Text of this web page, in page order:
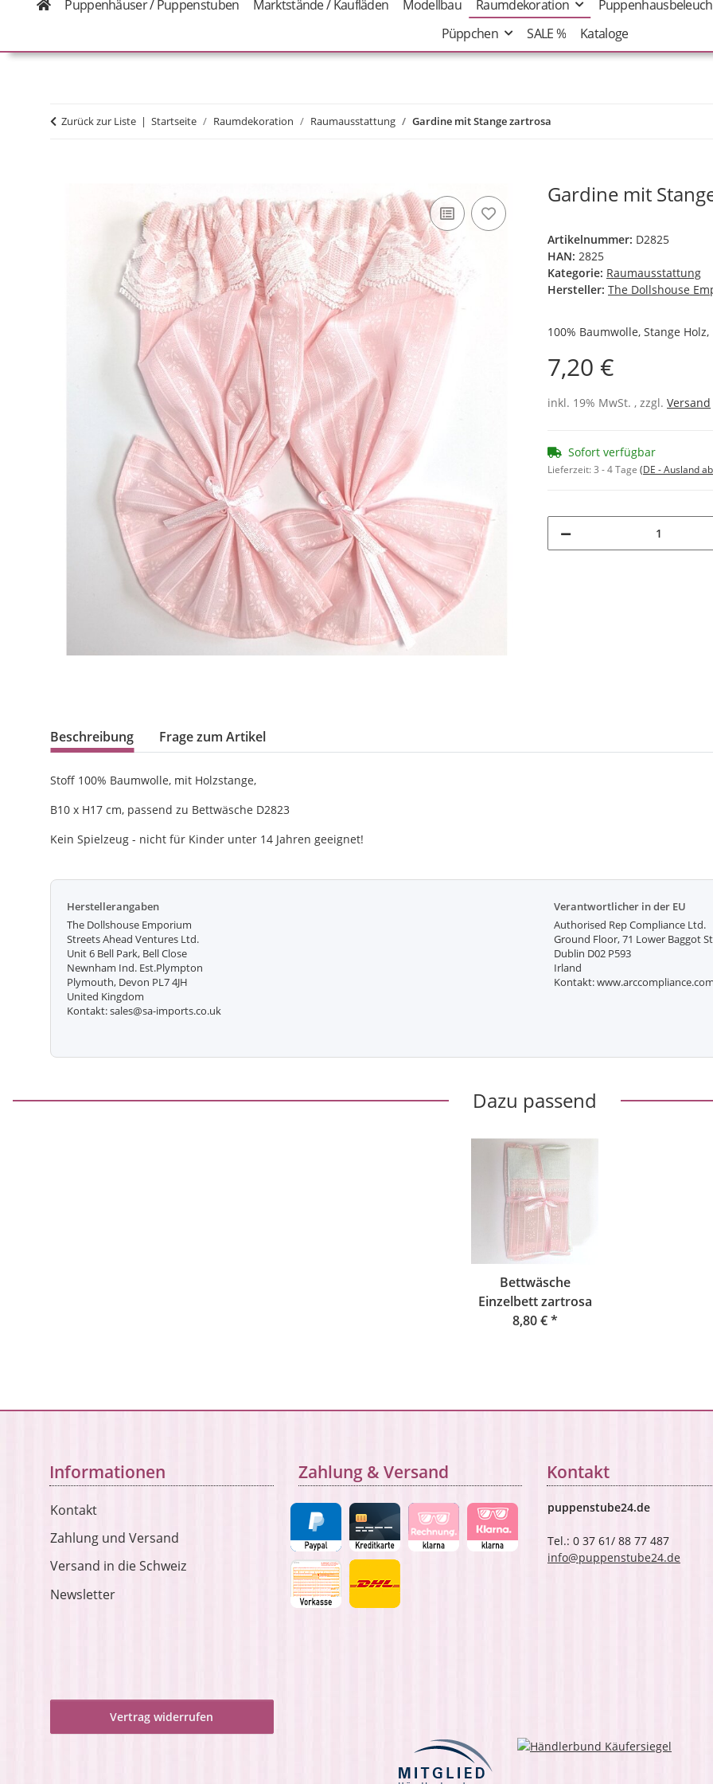
Puppenhäuser / Puppenstuben Marktstände / Kaufläden Modellbau Raumdekoration
Püppchen
SALE % Kataloge
Zurück zur Liste Startseite Raumdekoration Raumausstattung Gardine mit Stange zartrosa
Gardine mit
Artikelnummer: D2825
HAN: 2825
Kategorie: Raumausstattung
Hersteller: The Dollshouse
100% Baumwolle, Stange Holz,
7,20 €
inkl. 19% MwSt. , zzgl. Versand
Sofort verfügbar
Lieferzeit:3 - 4 Tage (DE - Ausland
Beschreibung Frage zum Artikel
Stoff 100% Baumwolle, mit Holzstange,
B10 x H17 cm, passend zu Bettwäsche D2823
Kein Spielzeug - nicht für Kinder unter 14 Jahren geeignet!
Herstellerangaben
The Dollshouse Emporium
Streets Ahead Ventures Ltd.
Unit 6 Bell Park, Bell Close
Newnham Ind. Est.Plympton
Plymouth, Devon PL7 4JH
United Kingdom
Kontakt: sales@sa-imports.co.uk
Verantwortlicher in der EU
Authorised Rep Compliance Ltd.
Ground Floor, 71 Lower Baggot St
Dublin D02 P593
Irland
Kontakt:
Dazu passend
Bettwäsche
Einzelbett zartrosa
8,80 €*
Informationen
Kontakt
Zahlung und Versand
Versand in die Schweiz
Newsletter
Zahlung & Versand Kontakt
puppenstube24.de
Tel.: 0 37 61/ 88 77 487
info@puppenstube24.de
Vertrag widerrufen